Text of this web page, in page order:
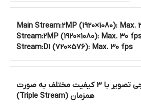
Main Stream:2MP (1920×1080):
Stream:2MP (1920×1080): Max. 30
Stream:D1 (720×576): Max. 30 fps
خروجی تصویر با 3 کیفیت مختلف به صورت
همزمان (Triple Stream)